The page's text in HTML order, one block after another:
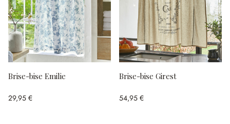
Brise-bise Emilie
29,95 €
Brise-bise Girest
54,95 €